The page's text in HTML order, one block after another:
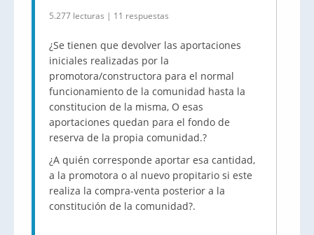
5.277 lecturas | 11 respuestas
¿Se tienen que devolver las aportaciones
iniciales realizadas por la
promotora/constructora para el normal
funcionamiento de la comunidad hasta la
constitucion de la misma, O esas
aportaciones quedan para el fondo de
reserva de la propia comunidad.?
¿A quién corresponde aportar esa cantidad,
a la promotora o al nuevo propitario si este
realiza la compra-venta posterior a la
constitución de la comunidad?.